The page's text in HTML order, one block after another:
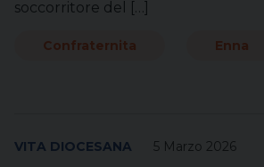
soccorritore del […]
Confraternita Enna
5 Marzo 2026
VITA DIOCESANA